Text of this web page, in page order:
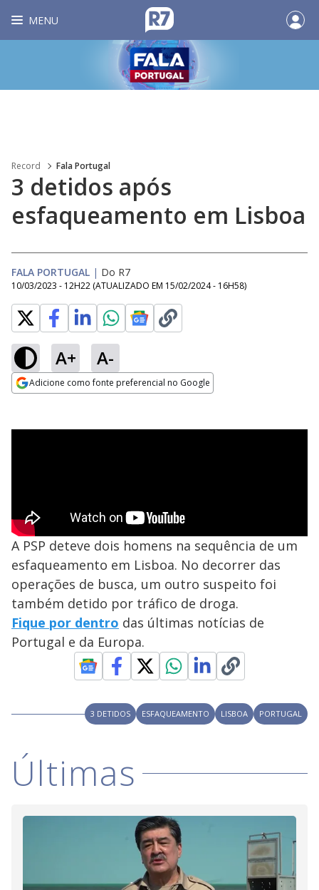
MENU
Record Fala Portugal
3 detidos após
esfaqueamento em Lisboa
FALA PORTUGAL | Do R7
10/03/2023 - 12H22 (ATUALIZADO EM 15/02/2024 - 16H58)
A+ A-
Adicione como fonte preferencial no Google
A PSP deteve dois homens na sequência de um
esfaqueamento em Lisboa. No decorrer das
operações de busca, um outro suspeito foi
também detido por tráfico de droga.
Fique por dentro das últimas notícias de
Portugal e da Europa.
3 DETIDOS ESFAQUEAMENTO LISBOA PORTUGAL
Últimas